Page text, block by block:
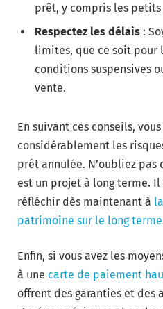
prêt, y compris les petits
Respectez les délais :
limites, que ce soit pour
conditions suspensives
vente.
En suivant ces conseils,
considérablement les
prêt annulée. N’oubliez
est un projet à long terme.
réfléchir dès maintenant à
patrimoine sur le long terme
Enfin, si vous avez les
à une carte de paiement
offrent des garanties et des